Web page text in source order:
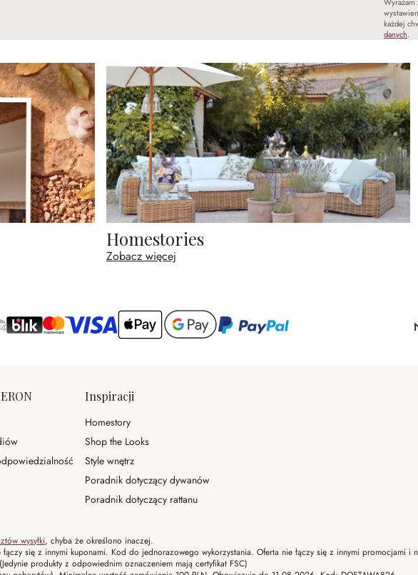
każdej
danych.
Homestories
Zobacz więcej
Inspiracji
Homestory
Shop the Looks
Style wnętrz
Poradnik dotyczący dywanów
Poradnik dotyczący rattanu
wysyłki, chyba że określono inaczej.
się z innymi kuponami. Kod do jednorazowego wykorzystania. Oferta nie łączy się z innymi promocjami
produkty z odpowiednim oznaczeniem mają certyfikat FSC)